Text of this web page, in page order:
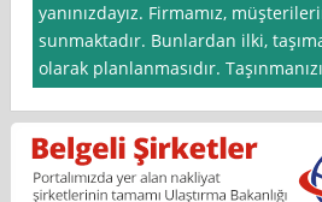
yanınızdayız. Firmamız,
sunmaktadır. Bunlardan ilki,
olarak planlanmasıdır.